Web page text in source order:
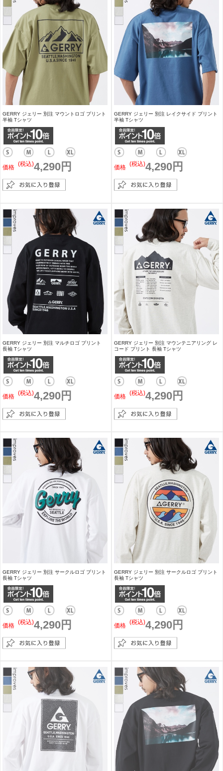
GERRY ジェリー 別注 マウントロゴ プリント
半袖 Tシャツ
価格 4,290円
(税込)
GERRY ジェリー 別注 レイクサイド プリント
半袖 Tシャツ
価格 4,290円
(税込)
GERRY ジェリー 別注 マルチロゴ プリント
長袖 Tシャツ
価格 4,290円
(税込)
GERRY ジェリー 別注 マウンテニアリング レ
コード プリント 長袖 Tシャツ
価格 4,290円
(税込)
GERRY ジェリー 別注 サークルロゴ プリント
長袖 Tシャツ
価格 4,290円
(税込)
GERRY ジェリー 別注 サークルロゴ プリント
長袖 Tシャツ
価格 4,290円
(税込)